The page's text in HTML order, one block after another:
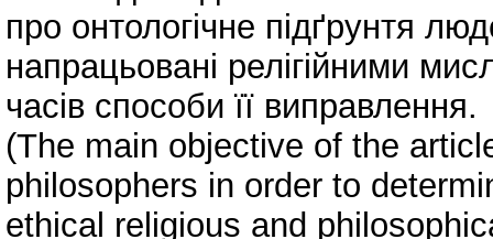
про онтологічне підґрунтя
напрацьовані релігійними
часів способи її виправлення.
(The main objective of the
philosophers in order to
ethical religious and